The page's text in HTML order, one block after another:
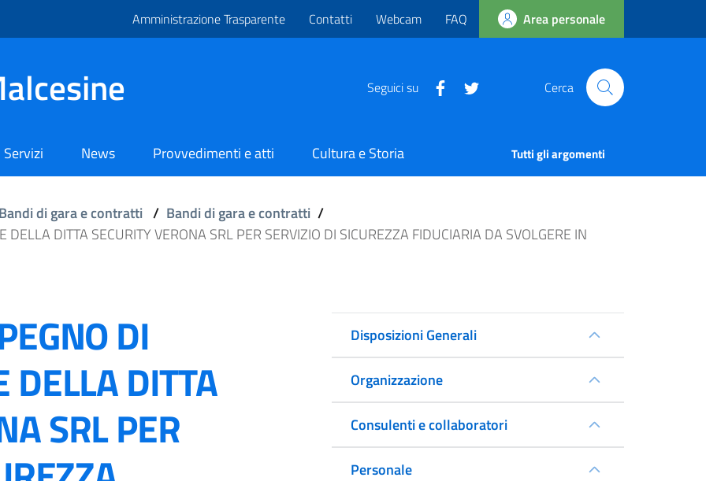
Amministrazione Trasparente Contatti Webcam FAQ Area personale
Seguici su Cerca
Servizi News Provvedimenti e atti Cultura e Storia Tutti gli argomenti
Bandi di gara e contratti / Bandi di gara e contratti /
DELLA DITTA SECURITY VERONA SRL PER SERVIZIO DI SICUREZZA FIDUCIARIA DA SVOLGERE IN
DI
DELLA DITTA
SRL PER
Disposizioni Generali
Organizzazione
Consulenti e collaboratori
Personale